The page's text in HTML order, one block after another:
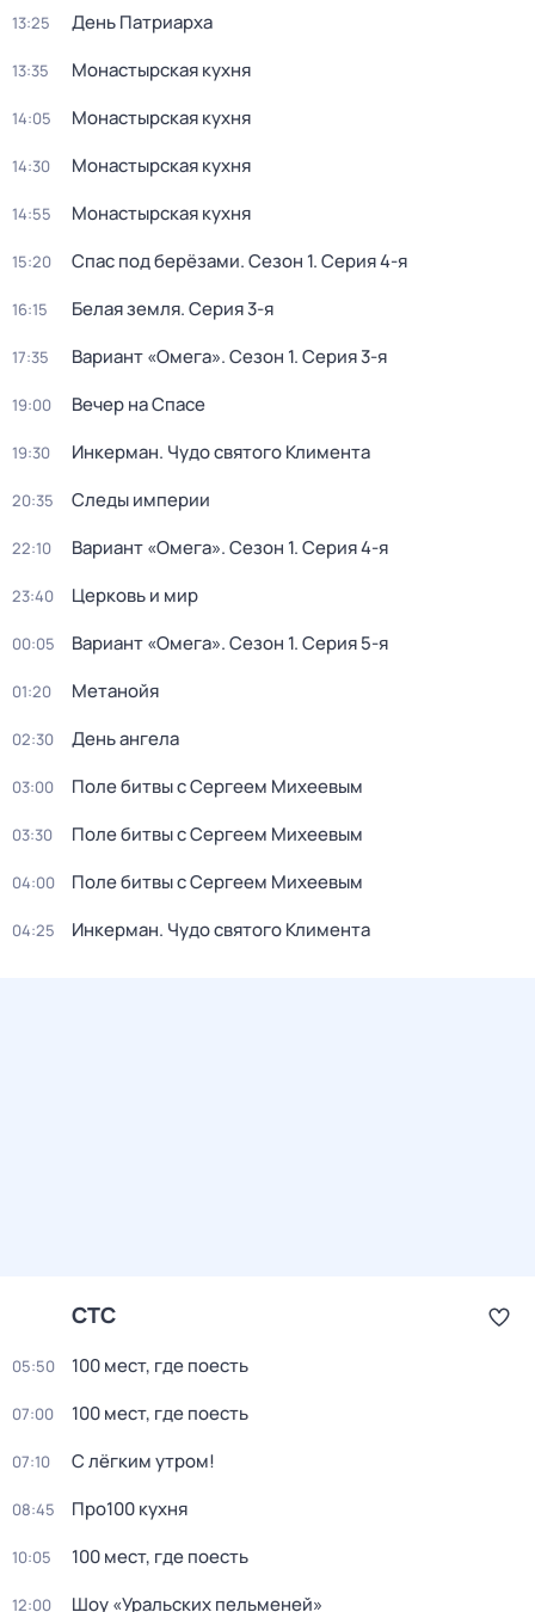
13:25 День Патриарха
13:35 Монастырская кухня
14:05 Монастырская кухня
14:30 Монастырская кухня
14:55 Монастырская кухня
15:20 Спас под берёзами. Сезон 1. Серия 4-я
16:15 Белая земля. Серия 3-я
17:35 Вариант «Омега». Сезон 1. Серия 3-я
19:00 Вечер на Спасе
19:30 Инкерман. Чудо святого Климента
20:35 Следы империи
22:10 Вариант «Омега». Сезон 1. Серия 4-я
23:40 Церковь и мир
00:05 Вариант «Омега». Сезон 1. Серия 5-я
01:20 Метанойя
02:30 День ангела
03:00 Поле битвы с Сергеем Михеевым
03:30 Поле битвы с Сергеем Михеевым
04:00 Поле битвы с Сергеем Михеевым
04:25 Инкерман. Чудо святого Климента
СТС
05:50 100 мест, где поесть
07:00 100 мест, где поесть
07:10 С лёгким утром!
08:45 Про100 кухня
10:05 100 мест, где поесть
12:00 Шоу «Уральских пельменей»